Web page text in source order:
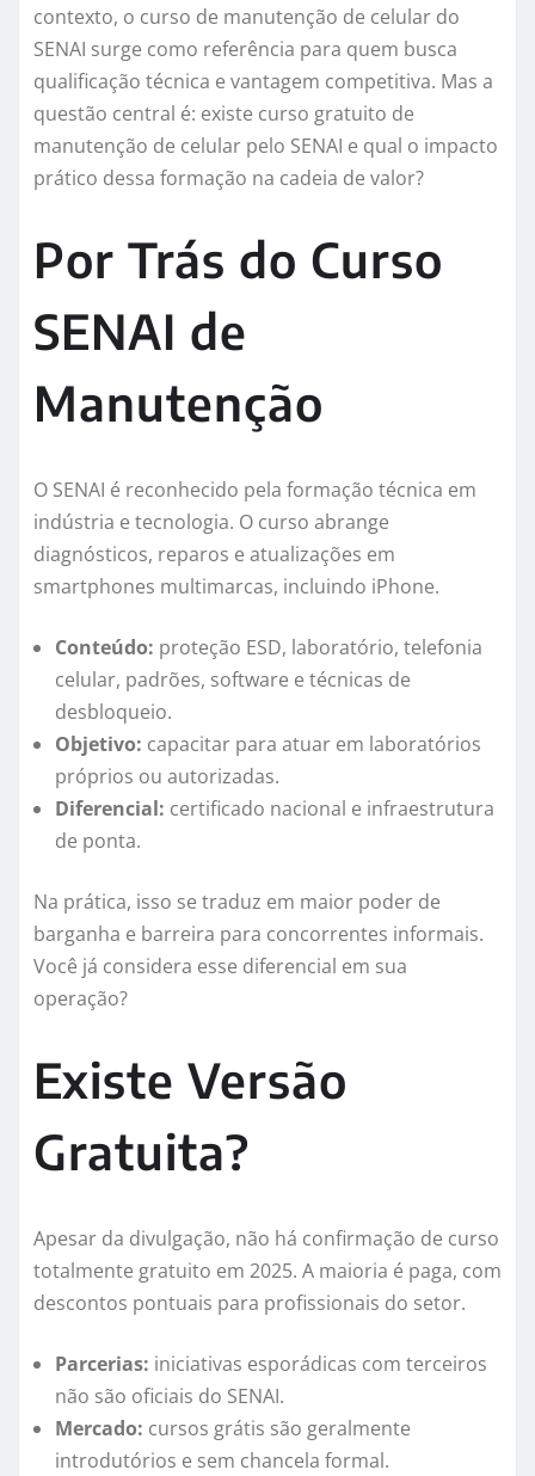
contexto, o curso de manutenção de celular do
SENAI surge como referência para quem busca
qualificação técnica e vantagem competitiva. Mas a
questão central é: existe curso gratuito de
manutenção de celular pelo SENAI e qual o impacto
prático dessa formação na cadeia de valor?
Por Trás do Curso
SENAI de
Manutenção
O SENAI é reconhecido pela formação técnica em
indústria e tecnologia. O curso abrange
diagnósticos, reparos e atualizações em
smartphones multimarcas, incluindo iPhone.
Conteúdo: proteção ESD, laboratório, telefonia
celular, padrões, software e técnicas de
desbloqueio.
Objetivo: capacitar para atuar em laboratórios
próprios ou autorizadas.
Diferencial: certificado nacional e infraestrutura
de ponta.
Na prática, isso se traduz em maior poder de
barganha e barreira para concorrentes informais.
Você já considera esse diferencial em sua
operação?
Existe Versão
Gratuita?
Apesar da divulgação, não há confirmação de curso
totalmente gratuito em 2025. A maioria é paga, com
descontos pontuais para profissionais do setor.
Parcerias: iniciativas esporádicas com terceiros
não são oficiais do SENAI.
Mercado: cursos grátis são geralmente
introdutórios e sem chancela formal.